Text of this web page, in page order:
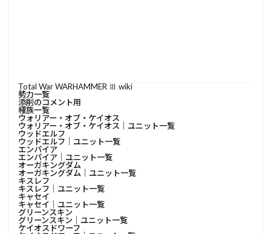
Total War WARHAMMER Ⅲ wiki
勢力一覧
添削のコメント用
種族一覧
ウォリアー・オブ・ケイオス
ウォリアー・オブ・ケイオス│ユニット一覧
ウッドエルフ
ウッドエルフ│ユニット一覧
エンパイア
エンパイア│ユニット一覧
オーガキングダム
オーガキングダム│ユニット一覧
キスレフ
キスレフ│ユニット一覧
キャセイ
キャセイ│ユニット一覧
グリーンスキン
グリーンスキン│ユニット一覧
ケイオスドワーフ